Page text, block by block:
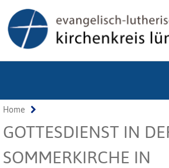
Home
GOTTESDIENST IN
SOMMERKIRCHE IN